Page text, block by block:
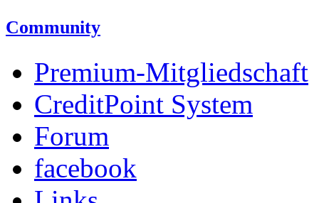
Community
Premium-Mitgliedschaft
CreditPoint System
Forum
facebook